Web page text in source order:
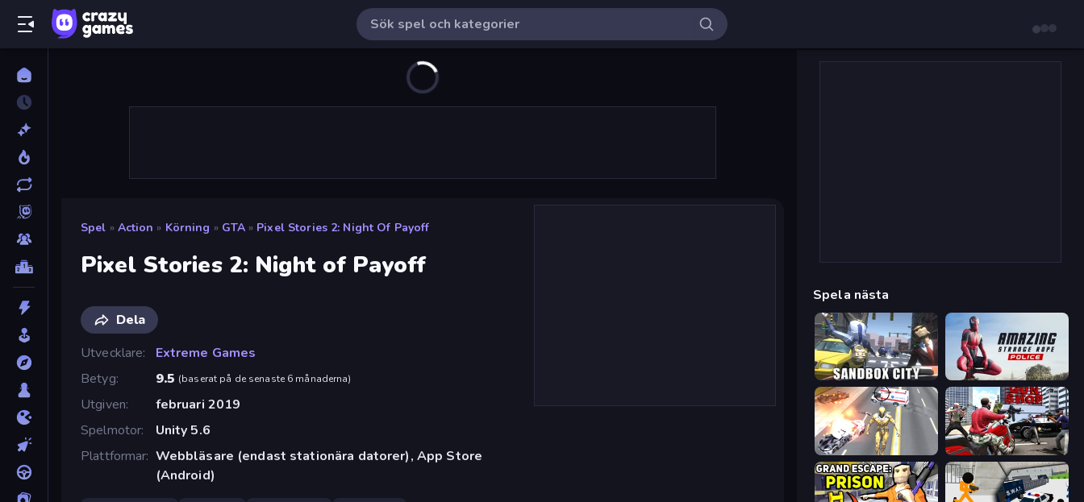
Spel » Action » Körning » GTA » Pixel Stories 2: Night Of Payoff
Pixel Stories 2: Night of Payoff
Dela
Utvecklare
Extreme Games
Betyg
9.5 (baserat på de senaste 6 månaderna)
Utgiven
februari 2019
Spelmotor
Unity 5.6
Plattformar Webbläsare (endast stationära datorer), App Store
(Android)
Spela nästa
Sandbox City Amazing Strange Rope Police
Grand Action Simulator: New York